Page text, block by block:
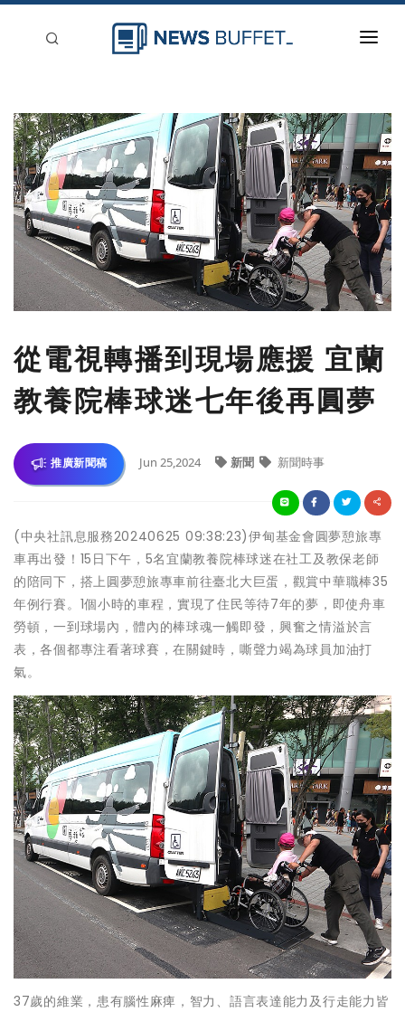
新聞稿分類
登入
刊登
從電視轉播到現場應援 宜蘭
教養院棒球迷七年後再圓夢
推廣新聞稿 Jun 25,2024 新聞 新聞時事
(中央社訊息服務20240625 09:38:23)伊甸基金會圓夢憩旅專
車再出發！15日下午，5名宜蘭教養院棒球迷在社工及教保老師
的陪同下，搭上圓夢憩旅專車前往臺北大巨蛋，觀賞中華職棒35
年例行賽。1個小時的車程，實現了住民等待7年的夢，即使舟車
勞頓，一到球場內，體內的棒球魂一觸即發，興奮之情溢於言
表，各個都專注看著球賽，在關鍵時，嘶聲力竭為球員加油打
氣。
37歲的維業，患有腦性麻痺，智力、語言表達能力及行走能力皆